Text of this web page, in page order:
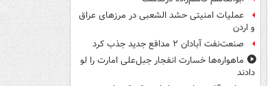
عملیات امنیتی حشد الشعبی در مرزهای عراق
و اردن
صنعت‌نفت آبادان ۲ مدافع جدید جذب کرد
ماهواره‌ها خسارت انفجار جبل‌علی امارت را لو
دادند